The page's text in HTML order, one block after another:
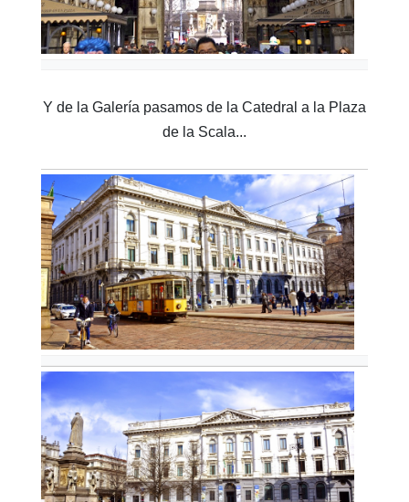
Y de la Galería pasamos de la Catedral a la Plaza
de la Scala...